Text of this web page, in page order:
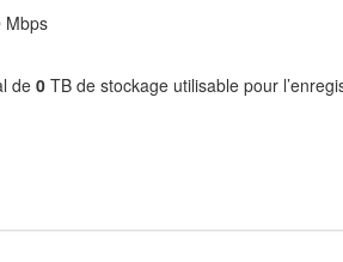
Mbps
de0 TB de stockage utilisable pour